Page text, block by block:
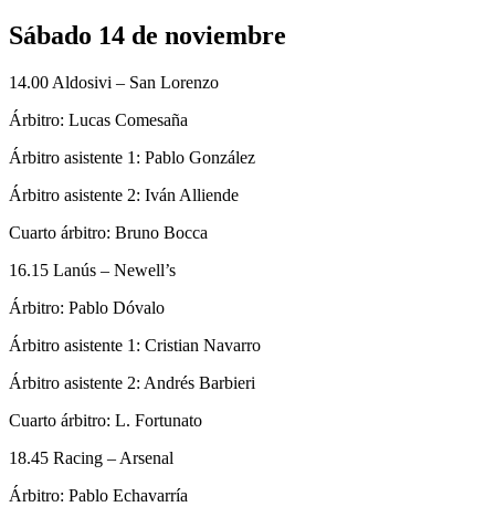
Sábado 14 de noviembre
14.00 Aldosivi – San Lorenzo
Árbitro: Lucas Comesaña
Árbitro asistente 1: Pablo González
Árbitro asistente 2: Iván Alliende
Cuarto árbitro: Bruno Bocca
16.15 Lanús – Newell’s
Árbitro: Pablo Dóvalo
Árbitro asistente 1: Cristian Navarro
Árbitro asistente 2: Andrés Barbieri
Cuarto árbitro: L. Fortunato
18.45 Racing – Arsenal
Árbitro: Pablo Echavarría